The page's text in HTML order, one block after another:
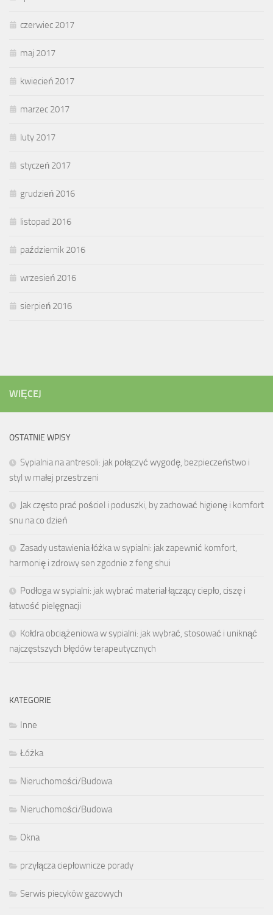
czerwiec 2017
maj 2017
kwiecień 2017
marzec 2017
luty 2017
styczeń 2017
grudzień 2016
listopad 2016
październik 2016
wrzesień 2016
sierpień 2016
WIĘCEJ
OSTATNIE WPISY
Sypialnia na antresoli: jak połączyć wygodę, bezpieczeństwo i
styl w małej przestrzeni
Jak często prać pościel i poduszki, by zachować higienę i komfort
snu na co dzień
Zasady ustawienia łóżka w sypialni: jak zapewnić komfort,
harmonię i zdrowy sen zgodnie z feng shui
Podłoga w sypialni: jak wybrać materiał łączący ciepło, ciszę i
łatwość pielęgnacji
Kołdra obciążeniowa w sypialni: jak wybrać, stosować i uniknąć
najczęstszych błędów terapeutycznych
KATEGORIE
Inne
Łóżka
Nieruchomości/Budowa
Nieruchomości/Budowa
Okna
przyłącza ciepłownicze porady
Serwis piecyków gazowych